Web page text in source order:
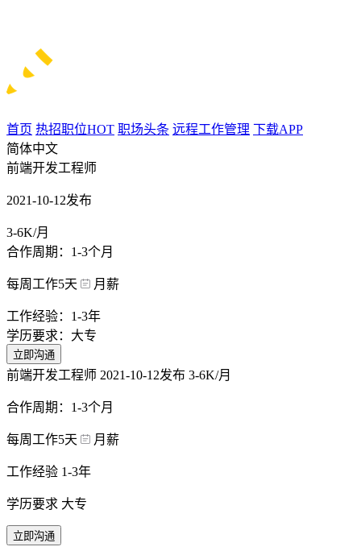
首页 热招职位HOT 职场头条 远程工作管理 下载APP
简体中文
前端开发工程师
2021-10-12发布
3-6K/月
合作周期：1-3个月
每周工作5天 月薪
工作经验：1-3年
学历要求：大专
立即沟通
前端开发工程师 2021-10-12发布 3-6K/月
合作周期：1-3个月
每周工作5天 月薪
工作经验 1-3年
学历要求 大专
立即沟通